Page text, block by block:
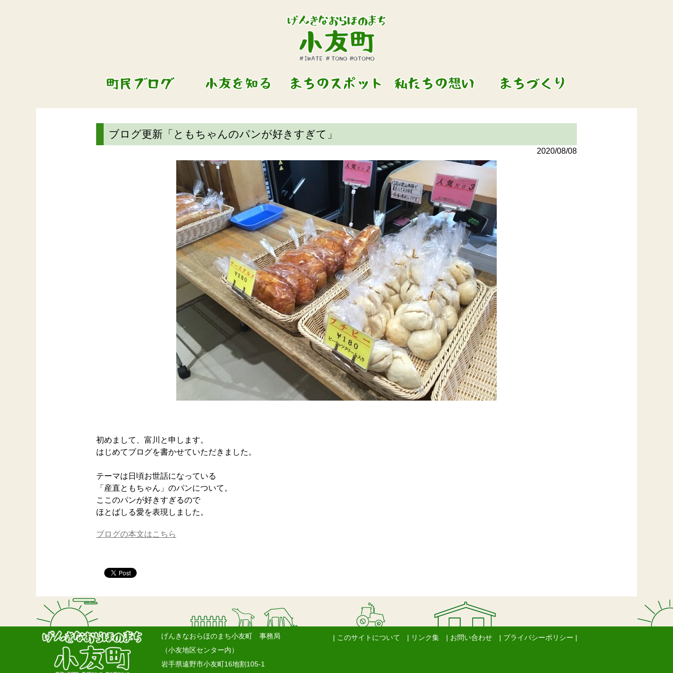
ブログ更新「ともちゃんのパンが好きすぎて」
2020/08/08
初めまして、富川と申します。
はじめてブログを書かせていただきました。
テーマは日頃お世話になっている
「産直ともちゃん」のパンについて。
ここのパンが好きすぎるので
ほとばしる愛を表現しました。
ブログの本文はこちら
げんきなおらほのまち小友町 事務局
（小友地区センター内）
岩手県遠野市小友町16地割105-1
| このサイトについて | リンク集 | お問い合わせ | プライバシーポリシー |